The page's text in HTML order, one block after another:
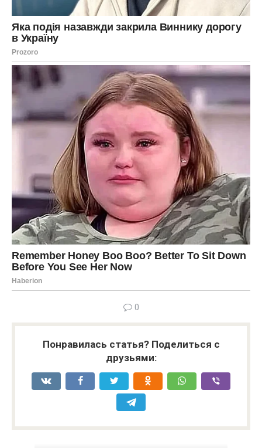
0
Понравилась статья? Поделиться с
друзьями: